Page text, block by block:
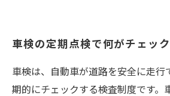
車検の定期点検で何がチェッ
車検は、自動車が道路を安全に走行
期的にチェックする検査制度です。